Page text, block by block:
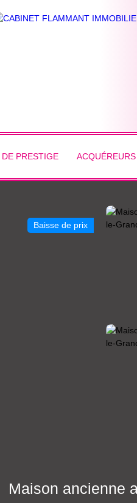
DE PRESTIGE ACQUÉREURS
Baisse de prix
Maison ancienne